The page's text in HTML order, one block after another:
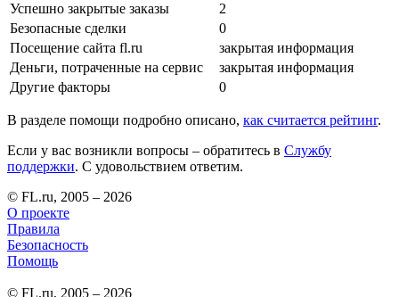
Успешно закрытые заказы
2
Безопасные сделки
0
Посещение сайта fl.ru
закрытая информация
Деньги, потраченные на сервис
закрытая информация
Другие факторы
0
В разделе помощи подробно описано, как считается рейтинг.
Если у вас возникли вопросы – обратитесь в Службу
поддержки. С удовольствием ответим.
© FL.ru, 2005 – 2026
О проекте
Правила
Безопасность
Помощь
© FL.ru, 2005 – 2026